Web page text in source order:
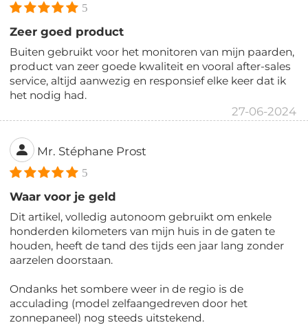
5
Zeer goed product
Buiten gebruikt voor het monitoren van mijn paarden,
product van zeer goede kwaliteit en vooral after-sales
service, altijd aanwezig en responsief elke keer dat ik
het nodig had.
27-06-2024
Mr. Stéphane Prost
5
Waar voor je geld
Dit artikel, volledig autonoom gebruikt om enkele
honderden kilometers van mijn huis in de gaten te
houden, heeft de tand des tijds een jaar lang zonder
aarzelen doorstaan.
Ondanks het sombere weer in de regio is de
acculading (model zelfaangedreven door het
zonnepaneel) nog steeds uitstekend.